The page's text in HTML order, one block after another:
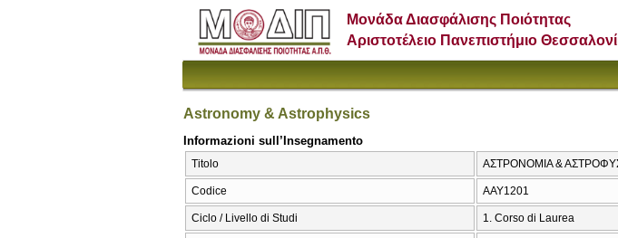
Μονάδα Διασφάλισης Ποιότητας
Αριστοτέλειο Πανεπιστήμιο
Astronomy & Astrophysics
Informazioni sull’Insegnamento
Titolo ΑΣΤΡΟΝΟΜΙΑ &
Codice ΑΑΥ1201
Ciclo / Livello di Studi 1. Corso di Laurea